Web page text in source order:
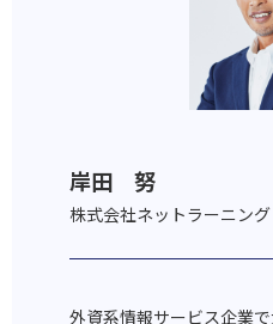
岸田 努
株式会社ネットラーニン
外資系情報サービス企業